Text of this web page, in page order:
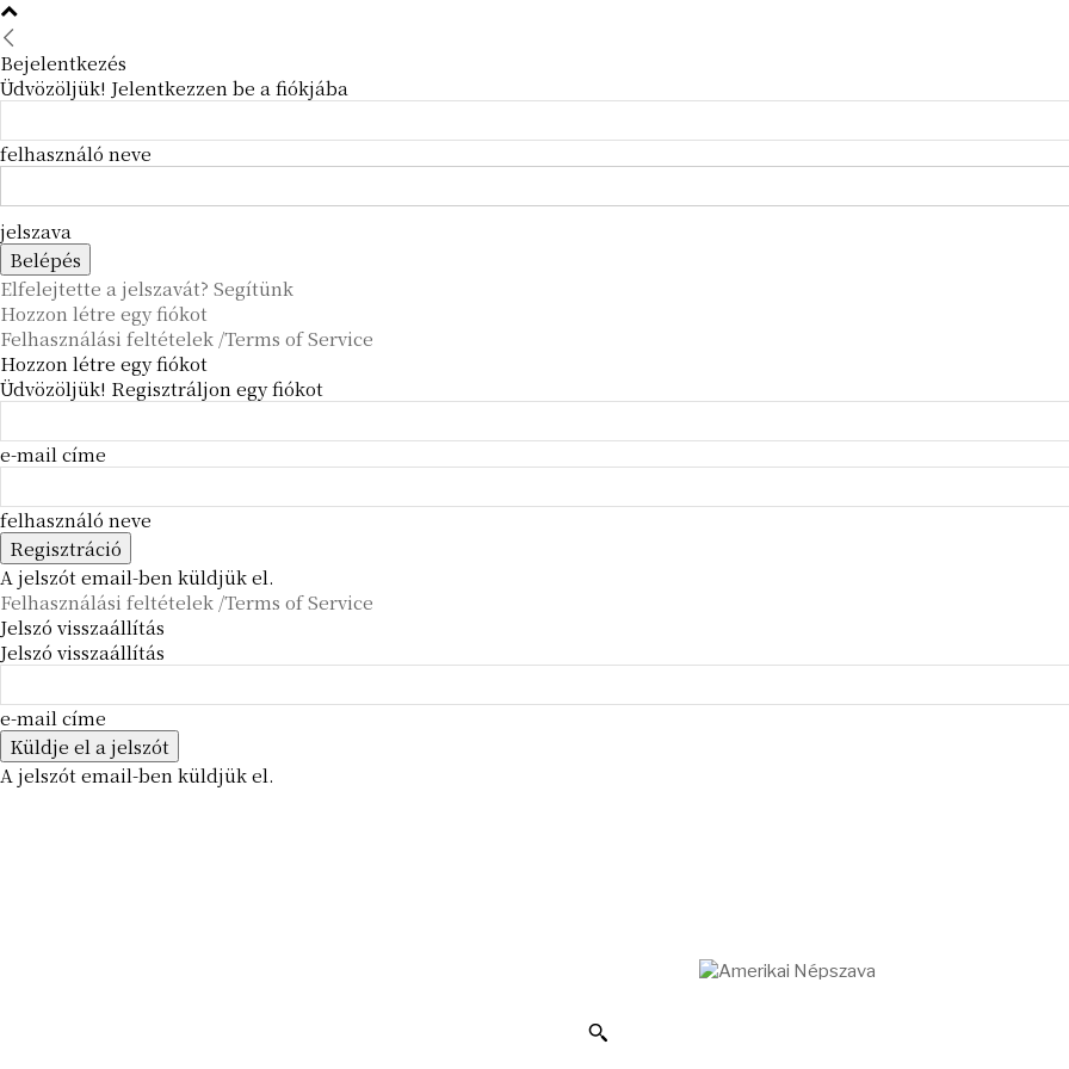
Bejelentkezés
Üdvözöljük! Jelentkezzen be a fiókjába
felhasználó neve
jelszava
Elfelejtette a jelszavát? Segítünk
Hozzon létre egy fiókot
Felhasználási feltételek /Terms of Service
Hozzon létre egy fiókot
Üdvözöljük! Regisztráljon egy fiókot
e-mail címe
felhasználó neve
A jelszót email-ben küldjük el.
Felhasználási feltételek /Terms of Service
Jelszó visszaállítás
Jelszó visszaállítás
e-mail címe
A jelszót email-ben küldjük el.